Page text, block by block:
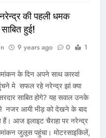
की पहली धमक
हुई!
9 years ago 0
1
के दिन अपने साथ कारवां
मे सफल रहे नरेन्द्र झां क्या
साबित होगे? यह सवाल उनके
नजर आयी भीड़ को देखने के बाद
आज इलाइट चैराहा पर नरेन्द्र
जुलूस पहुंचा। मोटरसाइकिलें,